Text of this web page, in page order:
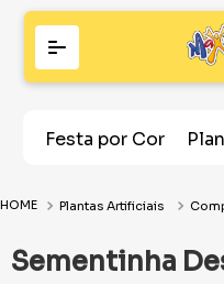
Festa por Cor
Plantas Artificiais
Sementinha